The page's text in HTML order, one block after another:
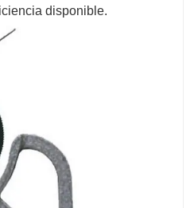
disponible.